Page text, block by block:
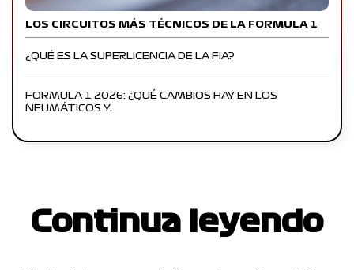
LOS CIRCUITOS MÁS TÉCNICOS DE LA FORMULA 1
¿QUÉ ES LA SUPERLICENCIA DE LA FIA?
FORMULA 1 2026: ¿QUÉ CAMBIOS HAY EN LOS
NEUMÁTICOS Y…
Continua leyendo